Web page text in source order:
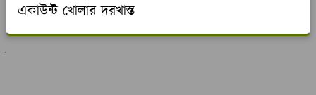
একাউন্ট খোলার দরখাস্ত